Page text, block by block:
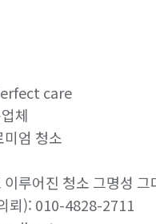
care
체
엄 청소
루어진 청소 그명성
뢰): 010-4828-2711